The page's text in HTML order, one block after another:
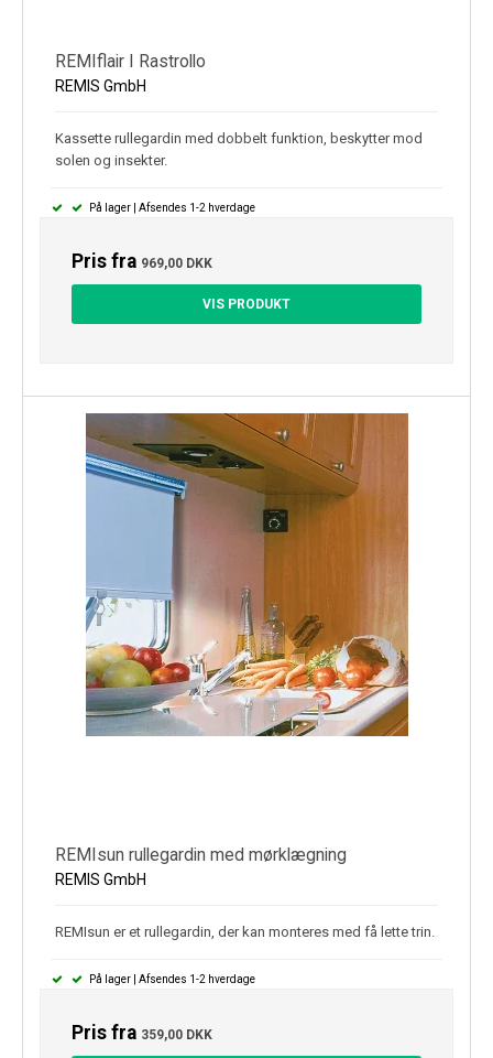
REMIflair I Rastrollo
REMIS GmbH
Kassette rullegardin med dobbelt funktion, beskytter mod
solen og insekter.
På lager | Afsendes 1-2 hverdage
Pris fra 969,00 DKK
VIS PRODUKT
REMIsun rullegardin med mørklægning
REMIS GmbH
REMIsun er et rullegardin, der kan monteres med få lette trin.
På lager | Afsendes 1-2 hverdage
Pris fra 359,00 DKK